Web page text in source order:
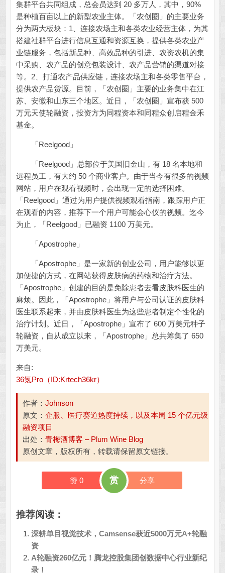
集群平台共同组成，总会员达到 20 多万人，其中，90%
是种植百亩以上的新型农业主体。「农创圈」的主要业务
分为两大板块：1、连接农场主和各类农业经营主体，为其
搭建社群平台进行信息互通和资源互换，提供各类农业产
业链服务，包括新品种、高效品种的引进、农资农机的集
中采购、农产品的创意包装设计、农产品营销的渠道对接
等。2、打通农产品供应链，连接农场主和各类零售平台，
提供农产品货源。目前，「农创圈」主要的业务集中在江
苏、安徽和山东三个地区。近日，「农创圈」宣布获 500
万元天使轮融资，投资方为同程资本和同程众创启程金禾
基金。
「Reelgood」
「Reelgood」总部位于美国旧金山，有 18 名本地和
远程员工，有大约 50 个商业客户。由于当今有很多的视频
网站，用户在观看视频时，会出现一定的选择困难。
「Reelgood」通过为用户提供视频观看指南，跟踪用户正
在观看的内容，推荐下一个用户可能会心仪的视频。迄今
为止，「Reelgood」已融资 1100 万美元。
「Apostrophe」
「Apostrophe」是一家新的创业公司，用户能够以更
加便捷的方式，在网站获得皮肤病的药物和治疗方法。
「Apostrophe」创建的目的是免除患者去看皮肤科医生的
麻烦。因此，「Apostrophe」将用户与公司认证的皮肤科
医生联系起来，并由皮肤科医生为这些患者制定个性化的
治疗计划。近日，「Apostrophe」宣布了 600 万美元种子
轮融资，自从成立以来，「Apostrophe」总共筹集了 650
万美元。
来自:
36氪Pro（ID:Krtech36kr）
作者： Johnson
原文： 企服、医疗赛道热度持续，以及本周 15 个亿元级
融资项目
出处： 青梅酒博客 – Plum Wine Blog
原创文章，版权所有，转载请保留原文链接。
赞 0 赏 分享
推荐阅读：
深耕单目视觉技术，Camsense获近5000万元A+轮融
资
A轮融资260亿元！腾龙控股集团创数据中心行业新纪
录！